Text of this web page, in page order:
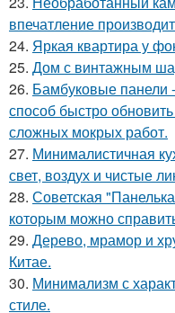
впечатление
24. Яркая квартира у
25. Дом с винтажным
26. Бамбуковые панели
способ быстро
сложных мокрых работ.
27. Минималистичная
свет, воздух и чистые
28. Советская
которым можно
29. Дерево, мрамор и
Китае.
30. Минимализм с
стиле.